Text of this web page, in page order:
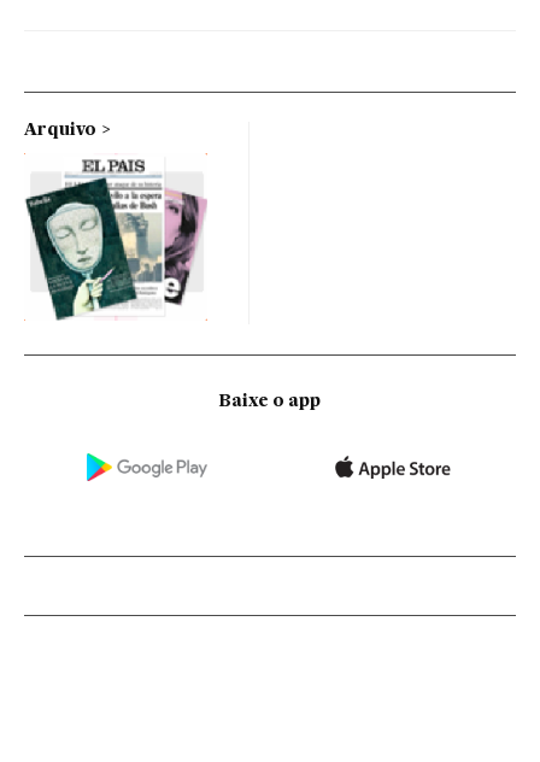
Arquivo
Baixe o app